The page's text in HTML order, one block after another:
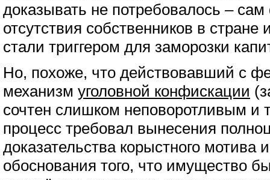
доказывать не потребовалось –
отсутствия собственников в
стали триггером для заморозки
Но, похоже, что действовавший с
механизм уголовной конфискации
сочтен слишком неповоротливым и
процесс требовал вынесения
доказательства корыстного мотива
обоснования того, что имущество